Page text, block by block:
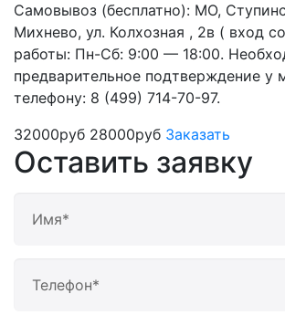
Самовывоз (бесплатно): МО,
Михнево, ул. Колхозная , 2в ( вход
работы: Пн-Сб: 9:00 — 18:00.
предварительное подтверждение у
телефону: 8 (499) 714-70-97.
32000руб 28000руб Заказать
Оставить заявку